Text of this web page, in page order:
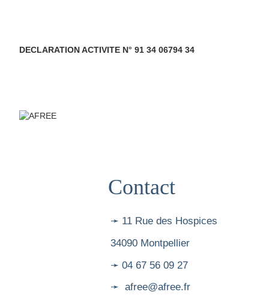
DECLARATION ACTIVITE N° 91 34 06794 34
Contact
➛ 11 Rue des Hospices
34090 Montpellier
➛ 04 67 56 09 27
➛ afree@afree.fr